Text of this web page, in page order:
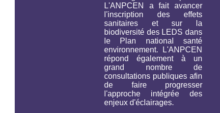
L'ANPCEN a fait avancer
l'inscription des effets
sanitaires et sur la
biodiversité des LEDS dans
le Plan national santé
environnement. L'ANPCEN
répond également à un
grand nombre de
consultations publiques afin
de faire progresser
l'approche intégrée des
enjeux d'éclairages.